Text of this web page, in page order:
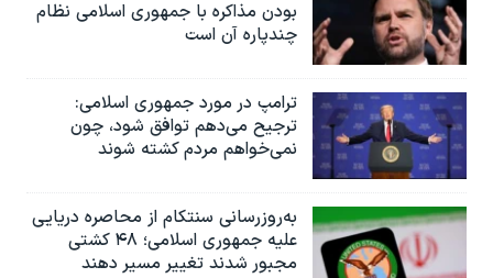
بودن مذاکره با جمهوری اسلامی نظام
چندپاره آن است
ترامپ در مورد جمهوری اسلامی:
ترجیح می‌دهم توافق شود، چون
نمی‌خواهم مردم کشته شوند
به‌روزرسانی سنتکام از محاصره دریایی
علیه جمهوری اسلامی؛ ۴۸ کشتی
مجبور شدند تغییر مسیر دهند